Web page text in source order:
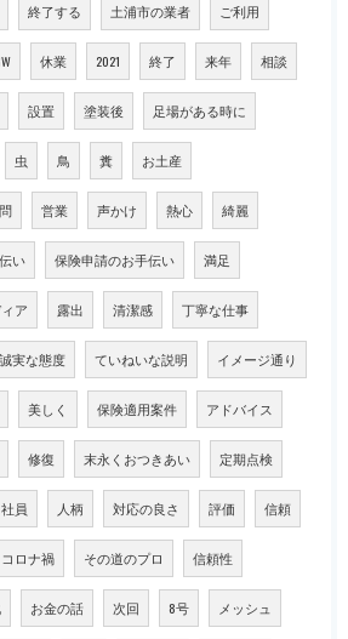
終了する 土浦市の業者 ご利用
休業 2021 終了 来年 相談
設置 塗装後 足場がある時に
虫 鳥 糞 お土産
営業 声かけ 熱心 綺麗
い 保険申請のお手伝い 満足
ア 露出 清潔感 丁寧な仕事
誠実な態度 ていねいな説明 イメージ通り
美しく 保険適用案件 アドバイス
修復 末永くおつきあい 定期点検
社員 人柄 対応の良さ 評価 信頼
コロナ禍 その道のプロ 信頼性
お金の話 次回 8号 メッシュ